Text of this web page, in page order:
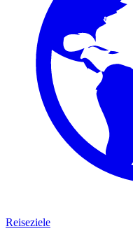
Reiseziele